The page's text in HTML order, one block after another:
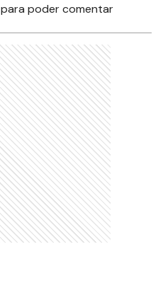
para poder comentar